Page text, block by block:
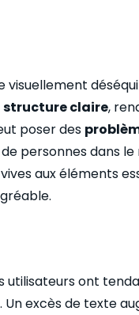
visuellement
structure claire,
poser des
personnes dans le
aux éléments
utilisateurs ont
Un excès de texte